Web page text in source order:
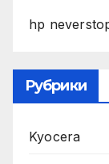
hp
Рубрики
Kyocera